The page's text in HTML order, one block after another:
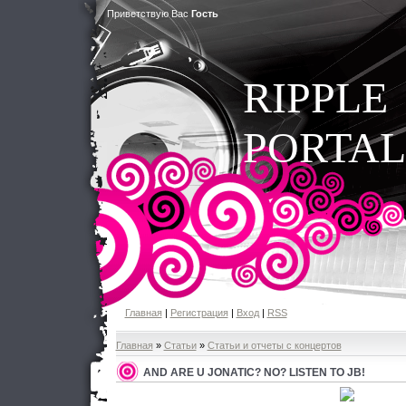
Приветствую Вас Гость
RIPPLE
PORTAL
Главная| Регистрация| Вход| RSS
Главная » Статьи» Статьи и отчеты с концертов
AND ARE U JONATIC? NO? LISTEN TO JB!